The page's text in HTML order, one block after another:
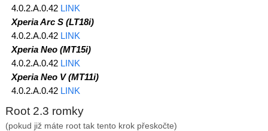
4.0.2.A.0.42 LINK
Xperia Arc S (LT18i)
4.0.2.A.0.42 LINK
Xperia Neo (MT15i)
4.0.2.A.0.42 LINK
Xperia Neo V (MT11i)
4.0.2.A.0.42 LINK
Root 2.3 romky
(pokud již máte root tak tento krok přeskočte)